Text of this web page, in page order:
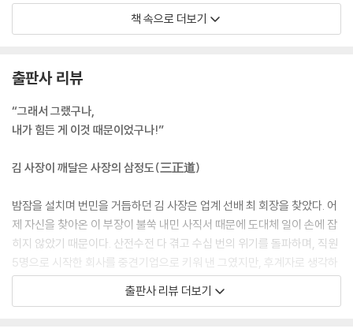
삶을 바쳐야 한다, 목숨을 걸어야 한다
위스키 한 잔의 리더십
직원과 사장의 차이: 언젠가 Vs 언제든지
이 무시무시한 일을 견딘다는 것
에필로그 모퉁이와 꽃자리
한 한 마디가 있다. 어느 날 어려운 미션을 받은 팀이 머리를 맞대고 아이디
어를 짜냈다. 여러 다양한 의견이 나오자 팀장을 맡은 사람이 다수결로 결
“당신은 해고야!You’re fired”(중략) 결정은 리더에게 지워진 멍에인 동
시에 고유 권한인데 리더가 해야 할 일을 다수결이라는 이름으로 팀원들에
게 떠넘겼다는 것이다. 판단과 결정은 누구도 대신할 수 없는 것이고, 해서
자 감당해야 할 일을 하지 못했다는 게 그의 말이었다. 그는 이렇게 선을 그
5장 혼자 밥 먹을 수 있는가?(그들은 혼자 먹는다)
새로운 젊은 왕을 모신 아누아크 족은 왜 ‘왕은 혼자 지내야 하고 혼자 식사
를 해야 한다’는 전통을 새로운 왕에게 내밀었을까? 누군가와 밥 먹는 걸
통해 공정함이 훼손되지 않아야 왕의 권위가 서고, 권위가 있어야 부족민
들이 그의 지시를 따를 것이기 때문이다. 할 수 있다고 아무하고나 대화하
고 농담을 나누게 되면 권위가 훼손되듯이 밥 먹는 것도 마찬가지인 까닭
책 속으로 더보기
출판사 리뷰
“그래서 그랬구나,
내가 힘든 게 이것 때문이었구나!”
김 사장이 깨달은 사장의 삼정도(三正道)
밤잠을 설치며 번민을 거듭하던 김 사장은 업계 선배 최 회장을 찾았다. 어
제 자신을 찾아온 이 부장이 불쑥 내민 사직서 때문에 도대체 일이 손에 잡
히지 않았기 때문이다. 산전수전 다 겪고 수십 번의 위기를 돌파하며, 직원
5명으로 시작한 회사를 중견기업으로 키워 낸 그였지만, 후계자로 생각하
고 공들여 키운 인재가 내민 사직서에 눈앞이 캄캄했다. 이런 문제를 논의
할 사람이 딱히 없었다. 혼자 끙끙 앓으며 삭히는 것도 한계에 도달했고,
출판사 리뷰 더보기